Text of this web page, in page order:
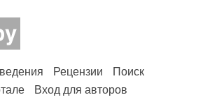
Рецензии
Поиск
Вход для авторов